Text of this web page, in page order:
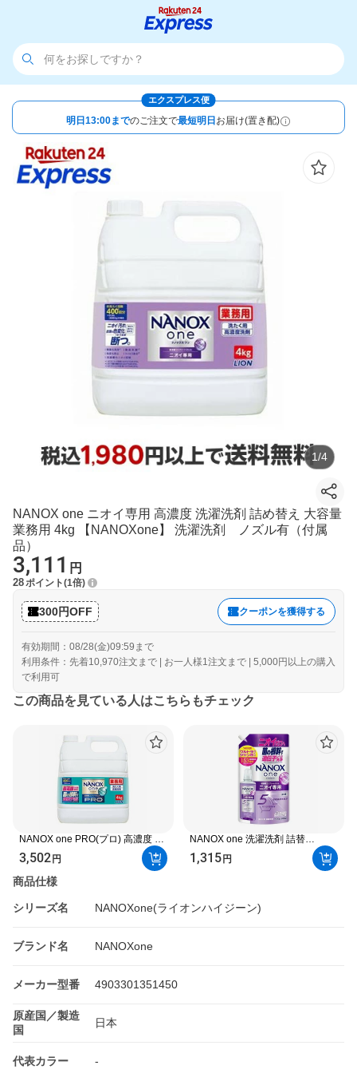
エクスプレス便
明日13:00までのご注文で最短明日 お届け(置き配)
1/4
NANOX one ニオイ専用 高濃度 洗濯洗剤 詰め替え 大容量
業務用 4kg 【NANOXone】 洗濯洗剤 ノズル有（付属
品）
3,111 円
28ポイント 1倍
300円OFF クーポンを獲得する
有効期間：08/28(金)09:59まで
利用条件：先着10,970注文まで | お一人様1注文まで | 5,000円以上の購入
で利用可
この商品を見ている人はこちらもチェック
NANOX one PRO(プロ) 高濃度 洗
濯洗剤 詰め替え 大容量 業務用
4kg 【NANOXone】 洗濯洗剤（注
ぎ口付）
3,502円
NANOX one 洗濯洗剤 詰替
【NANOXone】 洗浄プラス
1530g / ニオイ専用 1530g / PRO
1,315円
商品仕様
シリーズ名 NANOXone(ライオンハイジーン)
ブランド名 NANOXone
メーカー型番 4903301351450
原産国／製造
国
日本
代表カラー -